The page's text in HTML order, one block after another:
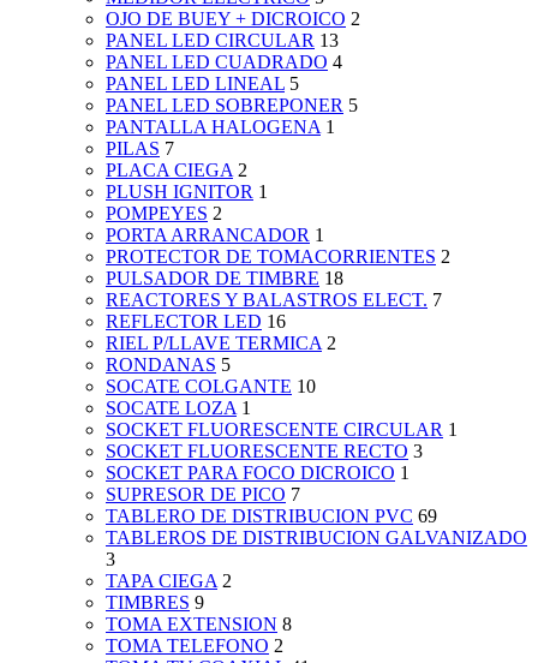
OJO DE BUEY + DICROICO 2
PANEL LED CIRCULAR 13
PANEL LED CUADRADO 4
PANEL LED LINEAL 5
PANEL LED SOBREPONER 5
PANTALLA HALOGENA 1
PILAS 7
PLACA CIEGA 2
PLUSH IGNITOR 1
POMPEYES 2
PORTA ARRANCADOR 1
PROTECTOR DE TOMACORRIENTES 2
PULSADOR DE TIMBRE 18
REACTORES Y BALASTROS ELECT. 7
REFLECTOR LED 16
RIEL P/LLAVE TERMICA 2
RONDANAS 5
SOCATE COLGANTE 10
SOCATE LOZA 1
SOCKET FLUORESCENTE CIRCULAR 1
SOCKET FLUORESCENTE RECTO 3
SOCKET PARA FOCO DICROICO 1
SUPRESOR DE PICO 7
TABLERO DE DISTRIBUCION PVC 69
TABLEROS DE DISTRIBUCION GALVANIZADO
3
TAPA CIEGA 2
TIMBRES 9
TOMA EXTENSION 8
TOMA TELEFONO 2